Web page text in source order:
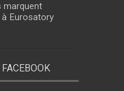
marquent
Eurosatory